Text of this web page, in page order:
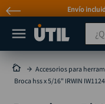
Envío
Accesorios para
Broca hss x 5/16" IRWIN IW1124
MÁS
taladro